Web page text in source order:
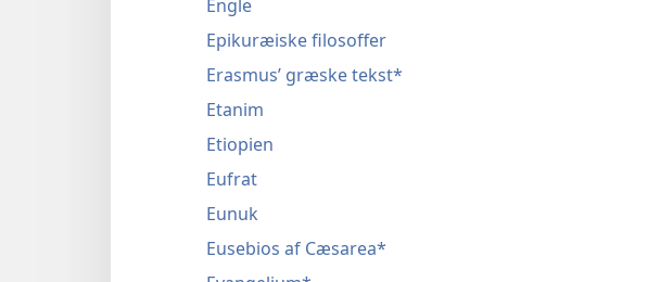
Engle
Epikuræiske filosoffer
Erasmus’ græske tekst*
Etanim
Etiopien
Eufrat
Eunuk
Eusebios af Cæsarea*